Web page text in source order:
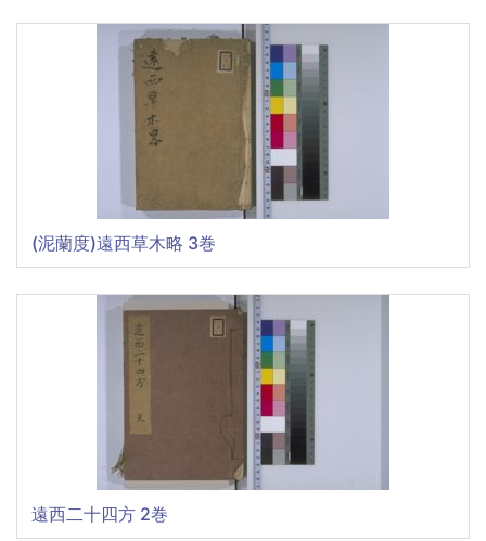
(泥蘭度)遠西草木略 3巻
遠西二十四方 2巻